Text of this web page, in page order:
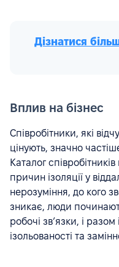
Дізнатися
Вплив на бізнес
Співробітники, які
цінують, значно
Каталог
причин ізоляції у
нерозуміння, до кого
зникає, люди
робочі зв’язки, і
ізольованості та